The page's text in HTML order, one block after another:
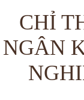
CHỈ
NGÂN